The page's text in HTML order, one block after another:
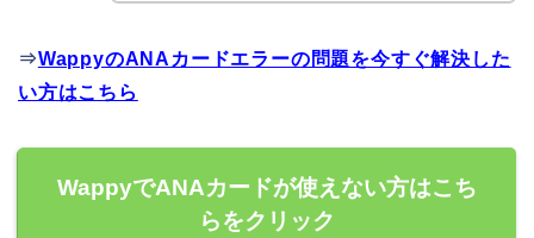
⇒WappyのANAカードエラーの問題を今すぐ解決した
い方はこちら
WappyでANAカードが使えない方はこち
らをクリック